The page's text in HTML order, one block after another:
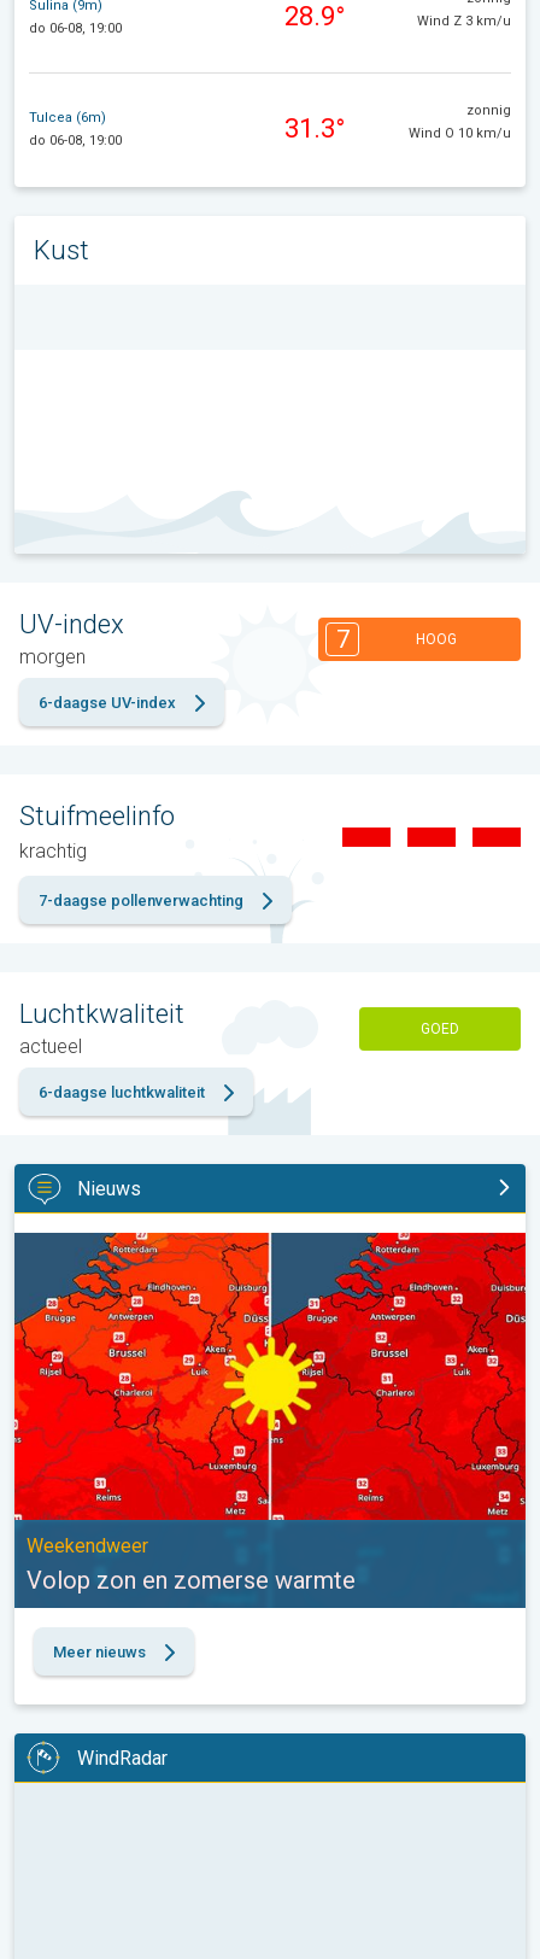
Sulina (9m)
do 06-08, 19:00
28.9°
Wind Z 3 km/u
Tulcea (6m)
do 06-08, 19:00
31.3°
zonnig
Wind O 10 km/u
Kust
UV-index
morgen
7 HOOG
6-daagse UV-index
Stuifmeelinfo
krachtig
7-daagse pollenverwachting
Luchtkwaliteit
actueel
GOED
6-daagse luchtkwaliteit
Nieuws
Volop zon en zomerse warmte. Weekendweer. . .
Weekendweer
Volop zon en zomerse warmte
Meer nieuws
WindRadar